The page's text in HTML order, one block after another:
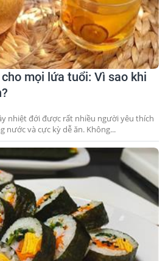
mọi lứa tuổi: Vì sao khi
nhiệt đới được rất nhiều người yêu thích
nước và cực kỳ dễ ăn. Không...